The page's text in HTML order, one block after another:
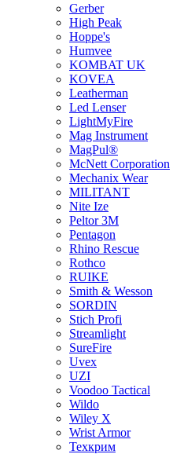
Gerber
High Peak
Hoppe's
Humvee
KOMBAT UK
KOVEA
Leatherman
Led Lenser
LightMyFire
Mag Instrument
MagPul®
McNett Corporation
Mechanix Wear
MILITANT
Nite Ize
Peltor 3M
Pentagon
Rhino Rescue
Rothco
RUIKE
Smith & Wesson
SORDIN
Stich Profi
Streamlight
SureFire
Uvex
UZI
Voodoo Tactical
Wildo
Wiley X
Wrist Armor
Техкрим